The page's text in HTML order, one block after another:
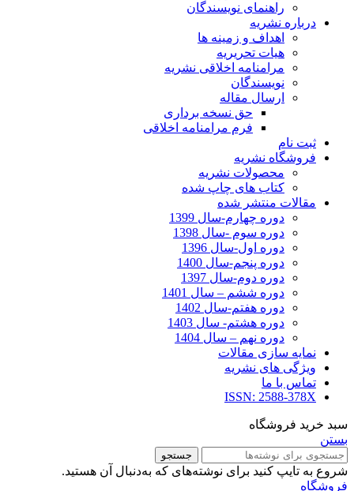
راهنمای نویسندگان
درباره نشریه
اهداف و زمینه ها
هیات تحریریه
مرامنامه اخلاقی نشریه
نویسندگان
ارسال مقاله
حق نسخه برداری
فرم مرامنامه اخلاقی
ثبت نام
فروشگاه نشریه
محصولات نشریه
کتاب های چاپ شده
مقالات منتشر شده
دوره چهارم-سال 1399
دوره سوم -سال 1398
دوره اول-سال 1396
دوره پنجم-سال 1400
دوره دوم-سال 1397
دوره ششم – سال 1401
دوره هفتم-سال 1402
دوره هشتم- سال 1403
دوره نهم – سال 1404
نمایه سازی مقالات
ویژگی های نشریه
تماس با ما
ISSN: 2588-378X
سبد خرید فروشگاه
بستن
جستجو
شروع به تایپ کنید برای نوشته‌های که به‌دنبال آن هستید.
فروشگاه